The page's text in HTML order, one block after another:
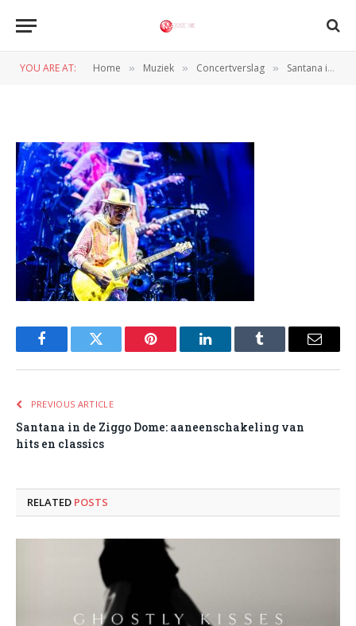
YOU ARE AT: Home » Muziek » Concertverslag » Santana in de Ziggo Dome: aaneenschakeling van hits en classics
FacebookTwitter Pinterest LinkedInTumblr Email
PREVIOUS ARTICLE
Santana in de Ziggo Dome: aaneenschakeling van
hits en classics
RELATED POSTS